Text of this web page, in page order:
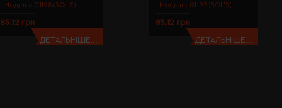
Модель: 01198(SOL’S)
85.12 грн
ДЕТАЛЬНІШЕ...
Модель: 01198(SOL’S)
85.12 грн
ДЕТАЛЬНІШЕ...